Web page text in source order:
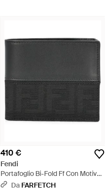
410 €
Fendi
Portafoglio Bi-Fold Ff Con Motivo
Zucca Jacquard E Pelle Nera -
Da FARFETCH